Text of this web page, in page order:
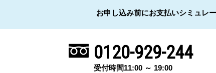
お申し込み前にお支払いシミュレ
0120-929-244
受付時間11:00 ～ 19:00